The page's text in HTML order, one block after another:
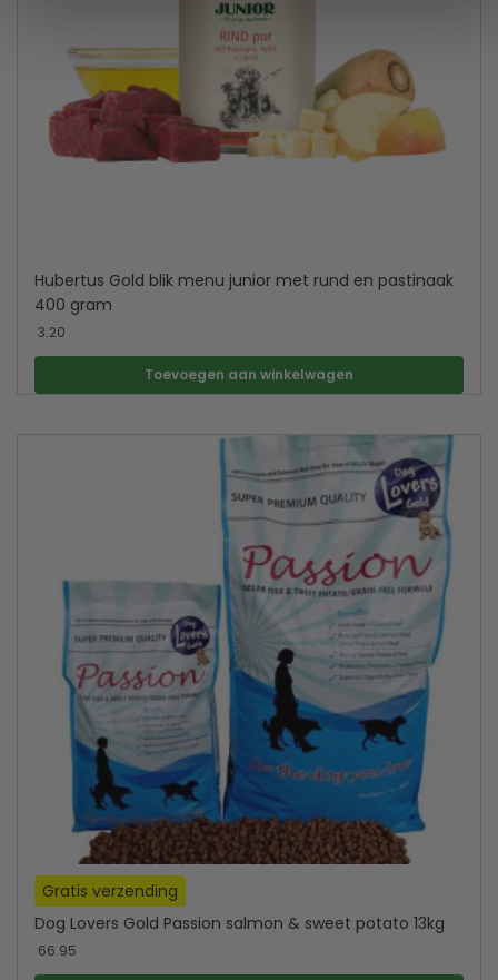
Hubertus Gold blik menu junior met rund en pastinaak
400 gram
3.20
Toevoegen aan winkelwagen
Gratis verzending
Dog Lovers Gold Passion salmon & sweet potato 13kg
66.95